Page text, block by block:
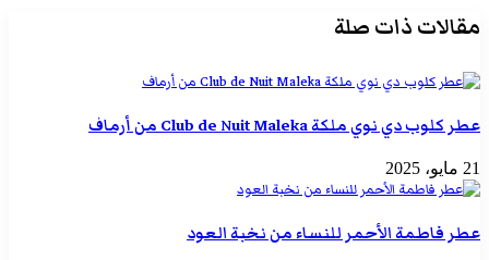
مقالات ذات صلة
عطر كلوب دي نوي ملكة Club de Nuit Maleka من أرماف
21 مايو، 2025
عطر فاطمة الأحمر للنساء من نخبة العود